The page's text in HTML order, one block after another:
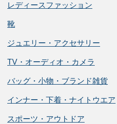
レディースファッション
靴
ジュエリー・アクセサリー
TV・オーディオ・カメラ
バッグ・小物・ブランド雑貨
インナー・下着・ナイトウエア
スポーツ・アウトドア